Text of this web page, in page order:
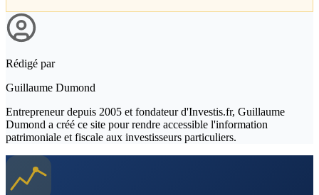
Rédigé par
Guillaume Dumond
Entrepreneur depuis 2005 et fondateur d'Investis.fr, Guillaume
Dumond a créé ce site pour rendre accessible l'information
patrimoniale et fiscale aux investisseurs particuliers.